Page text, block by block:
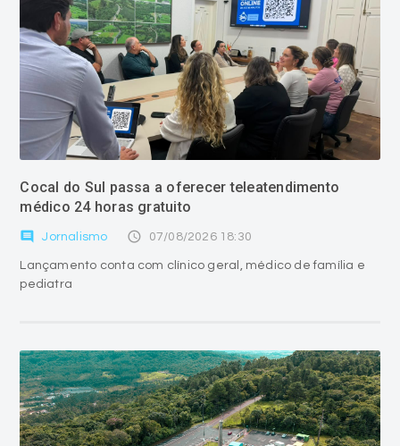
Cocal do Sul passa a oferecer teleatendimento
médico 24 horas gratuito
comment Jornalismo access_time 07/08/2026 18:30
Lançamento conta com clínico geral, médico de família e
pediatra